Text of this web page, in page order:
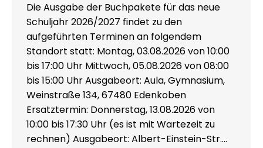
Die Ausgabe der Buchpakete für das neue
Schuljahr 2026/2027 findet zu den
aufgeführten Terminen an folgendem
Standort statt: Montag, 03.08.2026 von 10:00
bis 17:00 Uhr Mittwoch, 05.08.2026 von 08:00
bis 15:00 Uhr Ausgabeort: Aula, Gymnasium,
Weinstraße 134, 67480 Edenkoben
Ersatztermin: Donnerstag, 13.08.2026 von
10:00 bis 17:30 Uhr (es ist mit Wartezeit zu
rechnen) Ausgabeort: Albert-Einstein-Str.…